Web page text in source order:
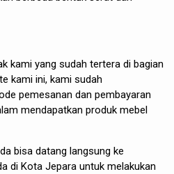
kami yang sudah tertera di bagian
kami ini, kami sudah
pemesanan dan pembayaran
mendapatkan produk mebel
bisa datang langsung ke
di Kota Jepara untuk melakukan